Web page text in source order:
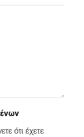
ότι έχετε